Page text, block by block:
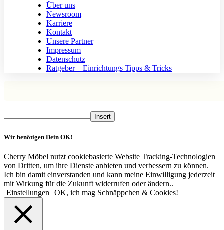
Über uns
Newsroom
Karriere
Kontakt
Unsere Partner
Impressum
Datenschutz
Ratgeber – Einrichtungs Tipps & Tricks
Insert
Wir benötigen Dein OK!
Cherry Möbel nutzt cookiebasierte Website Tracking-Technologien
von Dritten, um ihre Dienste anbieten und verbessern zu können.
Ich bin damit einverstanden und kann meine Einwilligung jederzeit
mit Wirkung für die Zukunft widerrufen oder ändern..
Einstellungen
OK, ich mag Schnäppchen & Cookies!